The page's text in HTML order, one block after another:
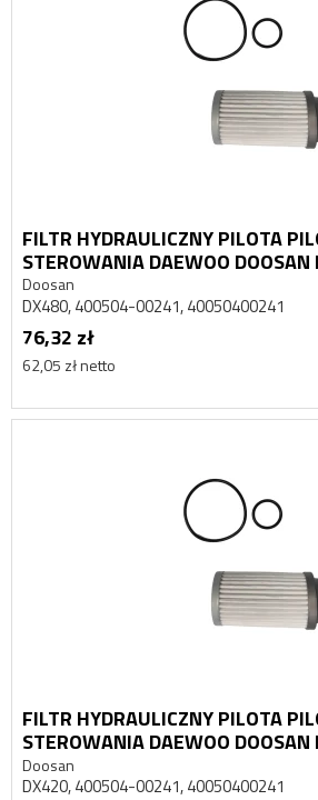
FILTR HYDRAULICZNY PILOTA
STEROWANIA DAEWOO DOOSAN
Doosan
DX480, 400504-00241, 40050400241
76,32 zł
62,05 zł netto
FILTR HYDRAULICZNY PILOTA
STEROWANIA DAEWOO DOOSAN
Doosan
DX420, 400504-00241, 40050400241